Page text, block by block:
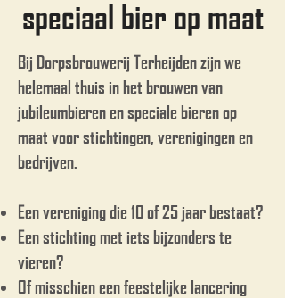
speciaal bier op maat
Bij Dorpsbrouwerij Terheijden zijn we
helemaal thuis in het brouwen van
jubileumbieren en speciale bieren op
maat voor stichtingen, verenigingen en
bedrijven.
Een vereniging die 10 of 25 jaar bestaat?
Een stichting met iets bijzonders te
vieren?
Of misschien een feestelijke lancering